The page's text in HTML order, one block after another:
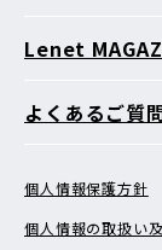
Lenet
よくあるご質
個人情報保護方針
個人情報の取扱い